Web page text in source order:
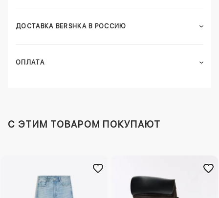
ДОСТАВКА BERSHKA В РОССИЮ
ОПЛАТА
C ЭТИМ ТОВАРОМ ПОКУПАЮТ